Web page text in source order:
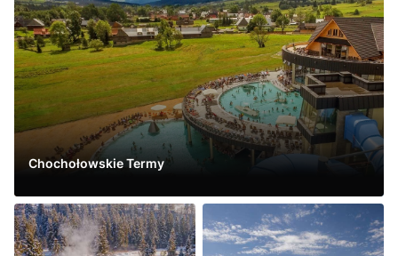
Chochołowskie Termy
Vidět víc